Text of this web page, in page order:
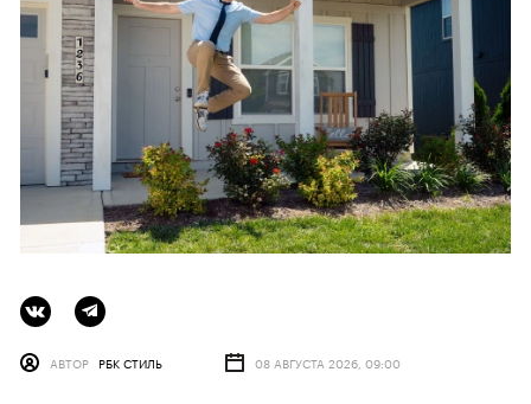
АВТОР РБК СТИЛЬ 08 АВГУСТА 2026, 09:00